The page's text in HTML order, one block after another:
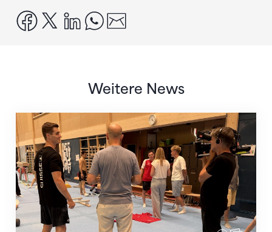
facebook
x linkedinwhatsapp
Weitere News
Mit klaren Zielen nach Zagreb